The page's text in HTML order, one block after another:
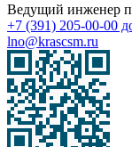
Ведущий инженер
+7 (391) 205-00-00
lno@krascsm.ru